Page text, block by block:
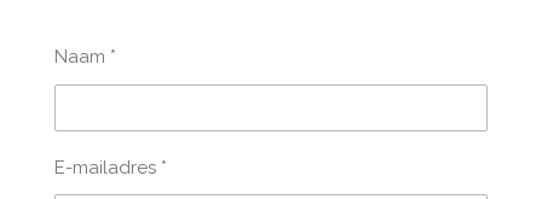
Naam *
E-mailadres *